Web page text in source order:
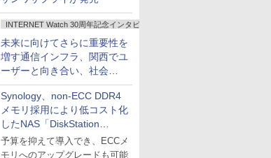
INTERNET Watch 30周年記念インタビュー
未来に向けてさらに重要性を
増す通信インフラ、関西でユ
ーザーと向き合い、社会
の“あたらしい”を起動し続け
る～オプテージ
Synology、non-ECC DDR4
メモリ採用により低コスト化
したNAS「DiskStation
neo+」シリーズ
予算を抑えて導入でき、ECCメ
モリへのアップグレードも可能